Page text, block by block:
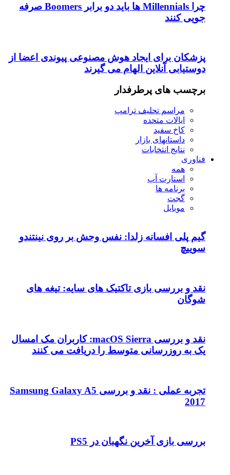
چرا Millennials ها باید دو برابر Boomers صرفه
جویی کنند
پزشکان برای ایجاد هوش مصنوعی پیوندی اعضا از
دوستیابی آنلاین الهام می گیرند
برچسب های پرطرفدار
مراسم تحلیف ترامپ
ایالات متحده
کاخ سفید
داستانهای بازار
نتایج انتخابات
فناوری
همه
استارت آپ
برنامه ها
گجت
موبایل
گیم پلی افسانه زلدا: نفس وحش بر روی نینتندو
سوییچ
نقد و بررسی بازی تاکتیک های سایه: تیغه های
شوگان
نقد و بررسی macOS Sierra: کاربران مک امسال
یک به روزرسانی متوسط را دریافت می کنند
تجربه عملی : نقد و بررسی Samsung Galaxy A5
2017
بررسی بازی آخرین نگهبان در PS5